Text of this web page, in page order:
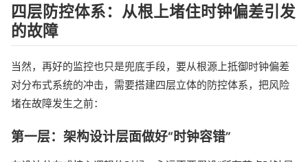
四层防控体系：从根上堵住时钟偏差引发
的故障
当然，再好的监控也只是兜底手段，要从根源上抵御时钟偏差
对分布式系统的冲击，需要搭建四层立体的防控体系，把风险
堵在故障发生之前：
第一层：架构设计层面做好“时钟容错”